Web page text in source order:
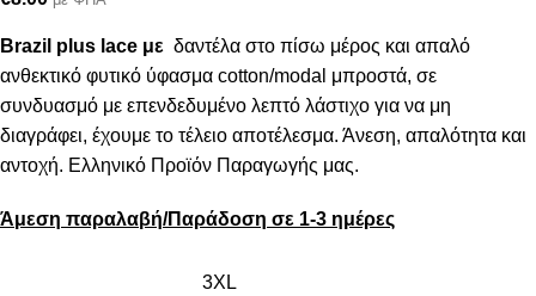
Brazil plus lace με δαντέλα στο πίσω μέρος και απαλό
ανθεκτικό φυτικό ύφασμα cotton/modal μπροστά, σε
συνδυασμό με επενδεδυμένο λεπτό λάστιχο για να μη
διαγράφει, έχουμε το τέλειο αποτέλεσμα. Άνεση, απαλότητα και
αντοχή. Ελληνικό Προϊόν Παραγωγής μας.
Άμεση παραλαβή/Παράδοση σε 1-3 ημέρες
3XL